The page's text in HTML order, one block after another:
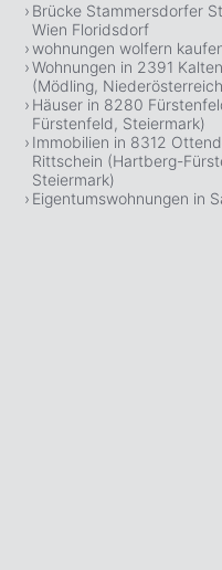
Brücke Stammersdorfer
Wien Floridsdorf
wohnungen wolfern
Wohnungen in 2391
(Mödling,
Häuser in 8280
Fürstenfeld, Steiermark)
Immobilien in 8312
Rittschein (Hartberg-
Steiermark)
Eigentumswohnungen in